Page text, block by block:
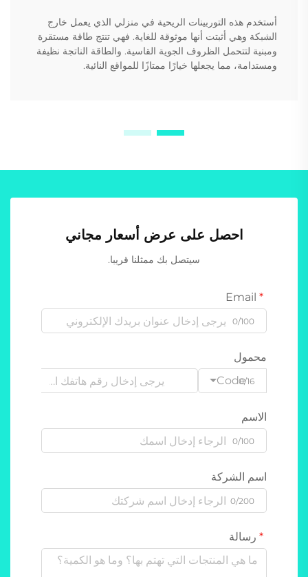
أستخدم هذه التوربينات الريحية في منزلي الذي يعمل خارج
الشبكة وهي أثبتت أنها موثوقة للغاية. فهي تنتج طاقة مستقرة
ومبنية لتتحمل الظروف الجوية القاسية. والطاقة الناتجة نظيفة
ومستدامة، مما يجعلها خيارًا ممتازًا للمواقع النائية.
احصل على عرض أسعار مجاني
سيتصل بك ممثلنا قريبا.
0/100
محمول
Code0/16
الاسم
0/100
اسم الشركة
0/200
رسالة